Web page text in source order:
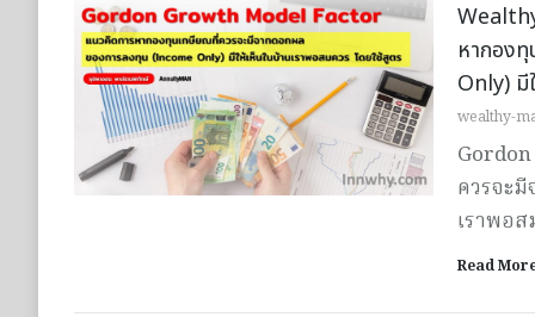
หากอง
Only) มี
wealthy-
ควรจะ
เราพอ
Read